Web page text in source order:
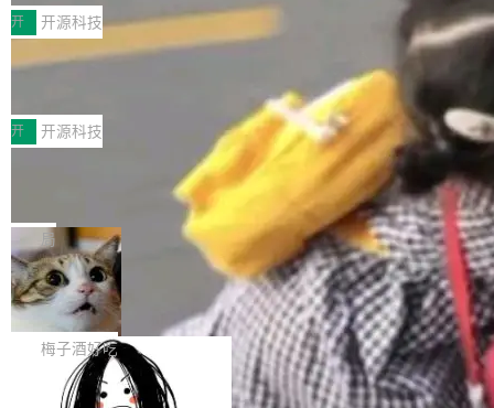
MPComm将作为一种传输引擎接入Mooncake T
ENT，实现零拷贝传输性能提升30%、非零拷贝
传输性能最高提升5倍。UCL-MPComm底层基
于自研UCL-Engine通信引擎，后续腾讯网平将
持续开源更多基于UCL-Engine的高性能通信组
件。 腾讯网平团队在UCL-MPComm中实现了一
个独立于业务线程的全局通信引擎（Engine），
型案例入选名单》，深信服“面向企业研发场景的
开源 AI 编程平台 CoStrict 应用”凭借卓越的技术
创新与落地成效成功入选。 全链路私有化部署，
助力企业AI研发安全落地 当前，越来越多企业已
经开始引入 AI Coding 工具，通过调用公有云模
型或企业内部部署模型提升研发效率。但随着 AI
Coding 从个人辅助工具逐步走向团队级、组织
级应用，企业在规模化落地过程中，对安全性、
可控性和代码质量提出了更高要求。 首先是数据
安全与合规要求。对于大多数普通研发场景，公
有云模型能够满足快速试用和效率提升的需求。
但对于金融、能源、医疗等对数据安全要求较...
开 开源科技
深信服AI算力网关入选工信部人工智能
前不久，工业和信息化部正式发布《2025年人工
智能应用典型案例名单》，集中展示人工智能在
各领域的应用成果，覆盖技术底座、行业赋能、
产品应用、支撑保障、专题等五大方向。深信服
AI算力网关（AI创新平台）成功入选！ 随着各行
各业的Agent走向规模化建设，算力构成形态逐
渐丰富，用户关注的重点也在发生变化：不只是
让AI用起来，还要进一步看清混合算力时代下，
Token花在哪里、算力是否被充分利用，以及持
续增长的AI成本该如何优化。 深信服AI算力网关
正是围绕这些实际问题，从Token治理和成本治
理两个方面，让用户的每一份算力都看得清、管
开 开源科技
Jeff Dean 离开 Google：一个时代的结
束，一个实验室的开始
Google 员工编号 20。MapReduce 作者之一。
Bigtable 作者之一。TensorFlow 的作者之一。
Gemini 的架构师。Google 首席科学家。 Jeff D
ean 在 Google 工作了 27 年后，宣布离职。 他
不是一个人走。一同离开的还有 Sanjay Ghema
wat（Google 员工编号 23，Jeff Dean 二十多
年的编程搭档，MapReduce 和 Bigtable 的共同
作者）、Quoc Le（Google 大脑核心成员，Se
局
🔥 SolonCode v2026.8.4 发布：界面
字体可调、22 种语言、记忆搜索增强
打开终端就能上岗的全中文编码智能体，这一轮
把「看得清、用母语、记得住」三件事一次补
齐。 SolonCode 是什么 SolonCode 是杭州无
耳科技研发的企业级终端编码智能体——一位全
梅子酒好吃
让“代码语义理解”深度释放AI Coding